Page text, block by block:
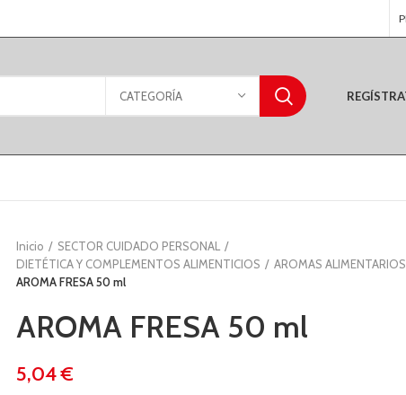
CATEGORÍA
Inicio
SECTOR CUIDADO PERSONAL
DIETÉTICA Y COMPLEMENTOS ALIMENTICIOS
AROMAS ALIMENTARIOS
AROMA FRESA 50 ml
AROMA FRESA 50 ml
€